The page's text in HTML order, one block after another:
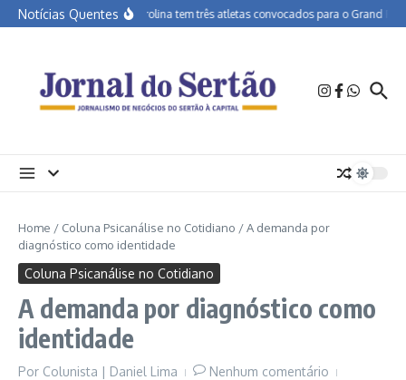
Ir para o conteúdo
Notícias QuentesAPA Petrolina tem três atletas convocados para o Grand Prix
Home / Coluna Psicanálise no Cotidiano /A demanda por
diagnóstico como identidade
Coluna Psicanálise no Cotidiano
A demanda por diagnóstico como
identidade
Por Colunista | Daniel Lima
Nenhum comentário